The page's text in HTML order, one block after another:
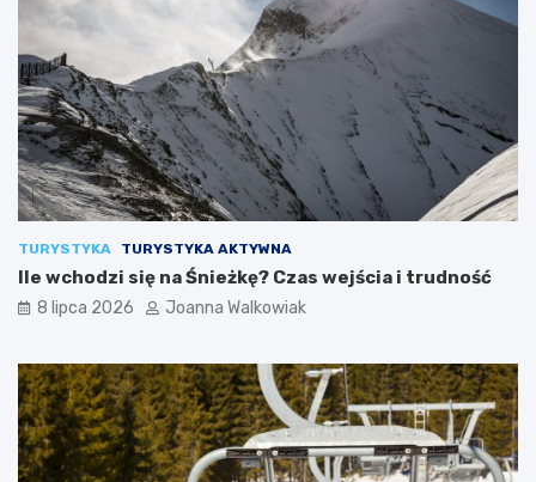
TURYSTYKA TURYSTYKA AKTYWNA
Ile wchodzi się na Śnieżkę? Czas wejścia i trudność
8 lipca 2026 Joanna Walkowiak